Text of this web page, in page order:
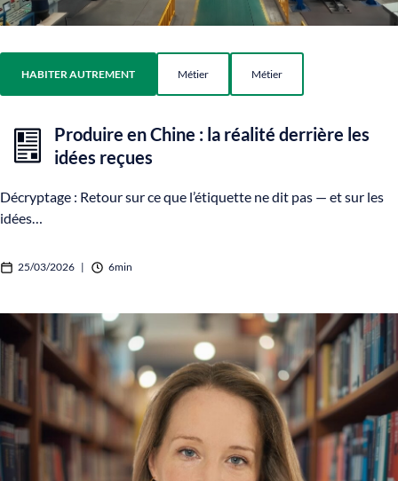
HABITER AUTREMENT Métier Métier
Produire en Chine : la réalité derrière les
idées reçues
Décryptage : Retour sur ce que l’étiquette ne dit pas — et sur les
idées…
25/03/2026 | 6min